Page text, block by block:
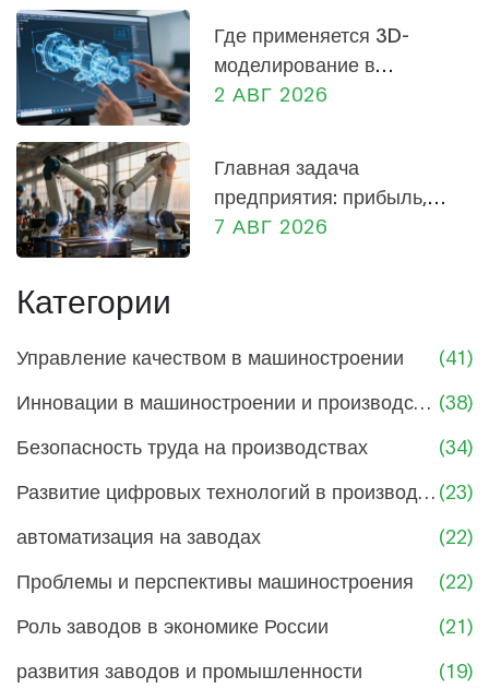
Где применяется 3D-
моделирование в
машиностроении: от
2 АВГ 2026
Главная задача
предприятия: прибыль,
социальная роль и
7 АВГ 2026
Категории
Управление качеством в машиностроении
(41)
Инновации в машиностроении и производстве (38)
Безопасность труда на производствах
(34)
Развитие цифровых технологий в производстве (23)
автоматизация на заводах
(22)
Проблемы и перспективы машиностроения
(22)
Роль заводов в экономике России
(21)
развития заводов и промышленности
(19)